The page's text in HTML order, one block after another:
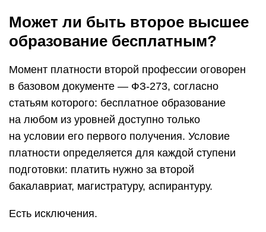
Может ли быть второе высшее
образование бесплатным?
Момент платности второй профессии оговорен
в базовом документе — ФЗ-273, согласно
статьям которого: бесплатное образование
на любом из уровней доступно только
на условии его первого получения. Условие
платности определяется для каждой ступени
подготовки: платить нужно за второй
бакалавриат, магистратуру, аспирантуру.
Есть исключения.